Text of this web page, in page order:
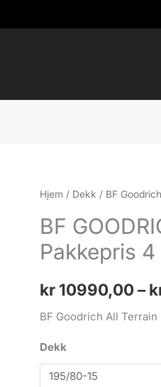
Hjem / Dekk / BF Goodrich
BF
Pakkepris 4
kr 10990,00 –
BF Goodrich All
Dekk